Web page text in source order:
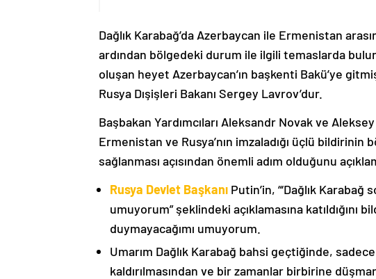
Dağlık Karabağ’da Azerbaycan ile Ermenistan
ardından bölgedeki durum ile ilgili temaslarda
oluşan heyet Azerbaycan’ın başkenti Bakü’ye
Rusya Dışişleri Bakanı Sergey Lavrov’dur.
Başbakan Yardımcıları Aleksandr Novak ve
Ermenistan ve Rusya’nın imzaladığı üçlü bildirinin
sağlanması açısından önemli adım olduğunu
Rusya Devlet Başkanı Putin’in, “‘Dağlık
umuyorum” şeklindeki açıklamasına katıldığını
duymayacağımı umuyorum.
Umarım Dağlık Karabağ bahsi geçtiğinde,
kaldırılmasından ve bir zamanlar birbirine